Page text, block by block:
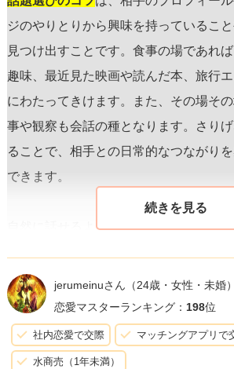
ジのやりとりから興味を持っているこ
見つけ出すことです。食事の場であれば
趣味、最近見た映画や読んだ本、旅行
にわたってきけます。また、その場そ
事や観察も会話の種となります。さり
ることで、相手との日常的なつながり
できます。
自然に話せるようになるには、リラック
に話したいトピックを書き留めておく
だ、台本を読むようにせず、会話が途切
ズな再開のためのメモとして活用しまし
jerumeinuさん （24歳・女性・未婚）
恋愛マスターランキング： 198位
社内恋愛で交際 マッチングアプリで
水商売（1年未満）